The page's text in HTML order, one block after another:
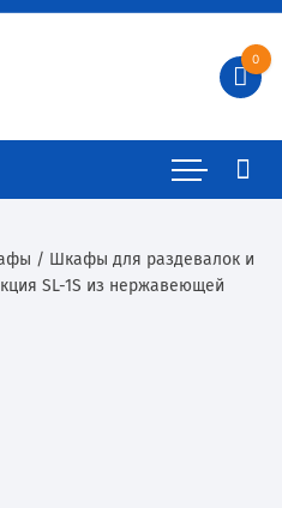
0
/ Шкафы для раздевалок и
SL-1S из нержавеющей